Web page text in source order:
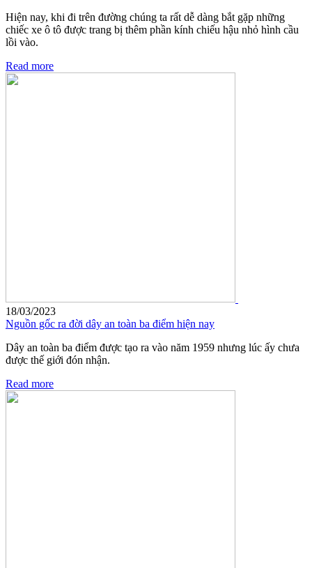
Hiện nay, khi đi trên đường chúng ta rất dễ dàng bắt gặp những
chiếc xe ô tô được trang bị thêm phần kính chiếu hậu nhỏ hình cầu
lồi vào.
Read more
18/03/2023
Nguồn gốc ra đời dây an toàn ba điểm hiện nay
Dây an toàn ba điểm được tạo ra vào năm 1959 nhưng lúc ấy chưa
được thế giới đón nhận.
Read more